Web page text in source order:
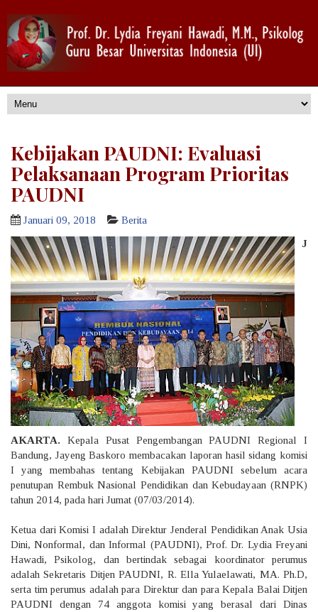
Kebijakan PAUDNI: Evaluasi
Pelaksanaan Program Prioritas
PAUDNI
Januari 09, 2018 Berita
J
AKARTA. Kepala Pusat Pengembangan PAUDNI Regional I
Bandung, Jayeng Baskoro membacakan laporan hasil sidang komisi
I yang membahas tentang Kebijakan PAUDNI sebelum acara
penutupan Rembuk Nasional Pendidikan dan Kebudayaan (RNPK)
tahun 2014, pada hari Jumat (07/03/2014).
Ketua dari Komisi I adalah Direktur Jenderal Pendidikan Anak Usia
Dini, Nonformal, dan Informal (PAUDNI), Prof. Dr. Lydia Freyani
Hawadi, Psikolog, dan bertindak sebagai koordinator perumus
adalah Sekretaris Ditjen PAUDNI, R. Ella Yulaelawati, MA. Ph.D,
serta tim perumus adalah para Direktur dan para Kepala Balai Ditjen
PAUDNI dengan 74 anggota komisi yang berasal dari Dinas